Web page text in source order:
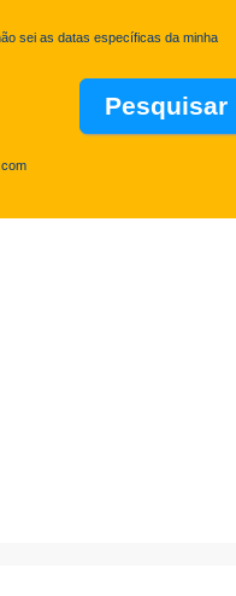
sei as datas específicas da minha